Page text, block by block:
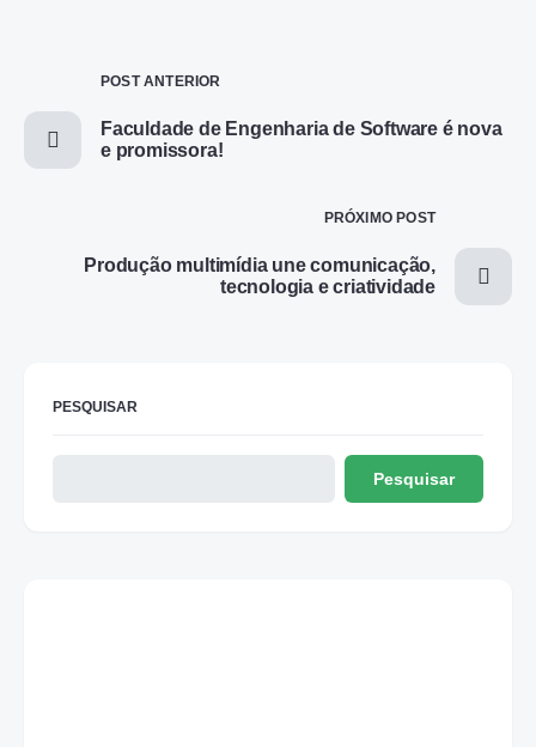
POST ANTERIOR
Faculdade de Engenharia de Software é nova
e promissora!
PRÓXIMO POST
Produção multimídia une comunicação,
tecnologia e criatividade
PESQUISAR
Pesquisar